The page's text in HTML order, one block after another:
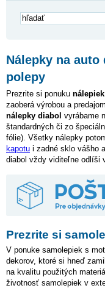
Nálepky na
polepy
Prezrite si ponuku
zaoberá výrobou a
nálepky diabol vyrábame
štandardných či zo
fólie). Všetky nálepky
kapotu i zadné sklo vášho
diabol vždy viditeľne odlíši
Prezrite si
V ponuke samolepiek s
dekorov, ktoré si hneď
na kvalitu použitých
životnosť samolepiek v